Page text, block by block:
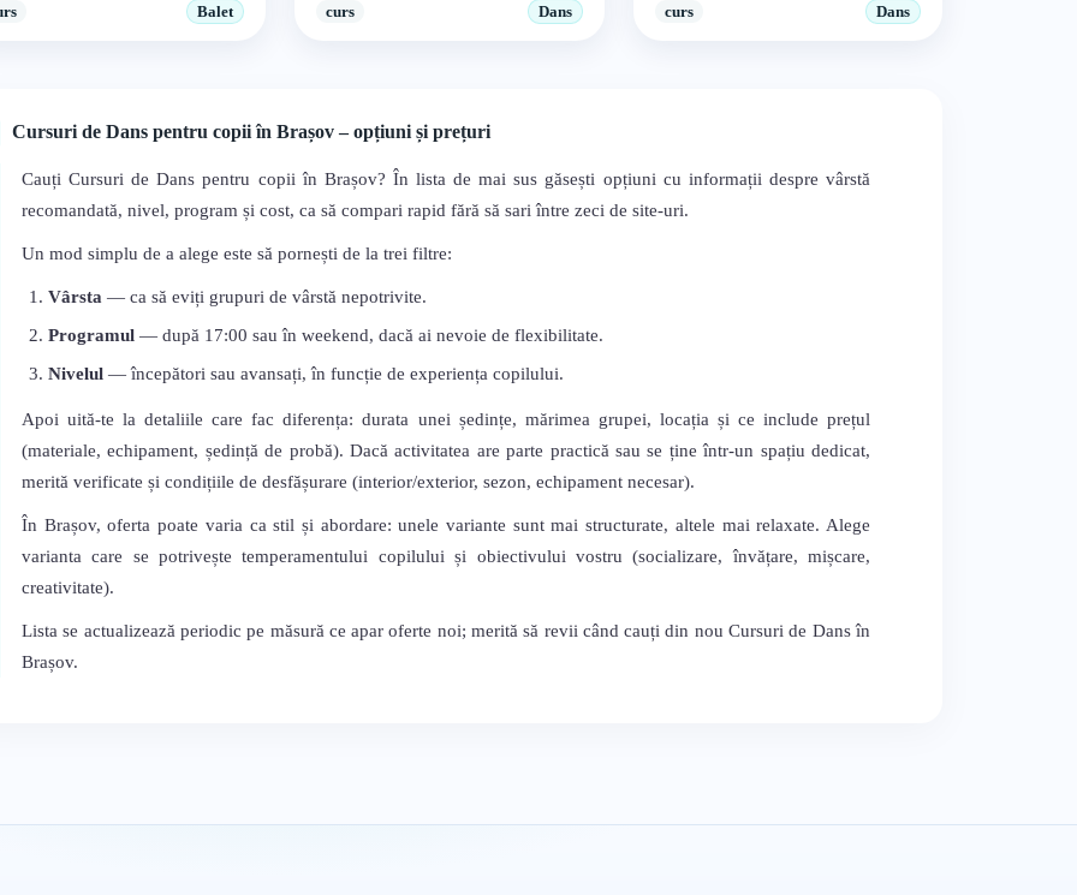
Balet curs Dans curs Dans
Cursuri de Dans pentru copii în Brașov – opțiuni și prețuri
Cauți Cursuri de Dans pentru copii în Brașov? În lista de mai sus găsești opțiuni cu informații despre vârstă
recomandată, nivel, program și cost, ca să compari rapid fără să sari între zeci de site-uri.
Un mod simplu de a alege este să pornești de la trei filtre:
Vârsta — ca să eviți grupuri de vârstă nepotrivite.
Programul — după 17:00 sau în weekend, dacă ai nevoie de flexibilitate.
Nivelul — începători sau avansați, în funcție de experiența copilului.
Apoi uită-te la detaliile care fac diferența: durata unei ședințe, mărimea grupei, locația și ce include prețul
(materiale, echipament, ședință de probă). Dacă activitatea are parte practică sau se ține într-un spațiu dedicat,
merită verificate și condițiile de desfășurare (interior/exterior, sezon, echipament necesar).
În Brașov, oferta poate varia ca stil și abordare: unele variante sunt mai structurate, altele mai relaxate. Alege
varianta care se potrivește temperamentului copilului și obiectivului vostru (socializare, învățare, mișcare,
creativitate).
Lista se actualizează periodic pe măsură ce apar oferte noi; merită să revii când cauți din nou Cursuri de Dans în
Brașov.